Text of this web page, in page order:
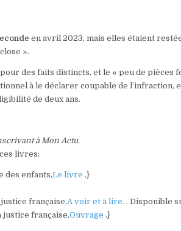
en avril 2023, mais elles étaient
».
pour des faits distincts, et le « peu de pièces
à le déclarer coupable de l’infraction,
de deux ans.
à Mon Actu.
livres:
des enfants,Le livre.}
française,A voir et à lire.. Disponible
justice française,Ouvrage.}